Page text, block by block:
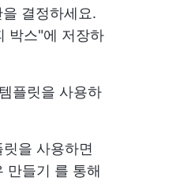
결정하세요.
박스"에 저장하
플릿을 사용하
을 사용하면
만들기 를 통해